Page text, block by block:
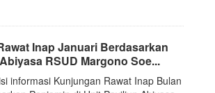
Inap Januari Berdasarkan
RSUD Margono Soe...
informasi Kunjungan Rawat Inap Bulan